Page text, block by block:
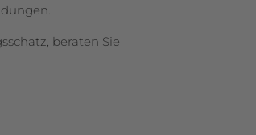
beraten Sie